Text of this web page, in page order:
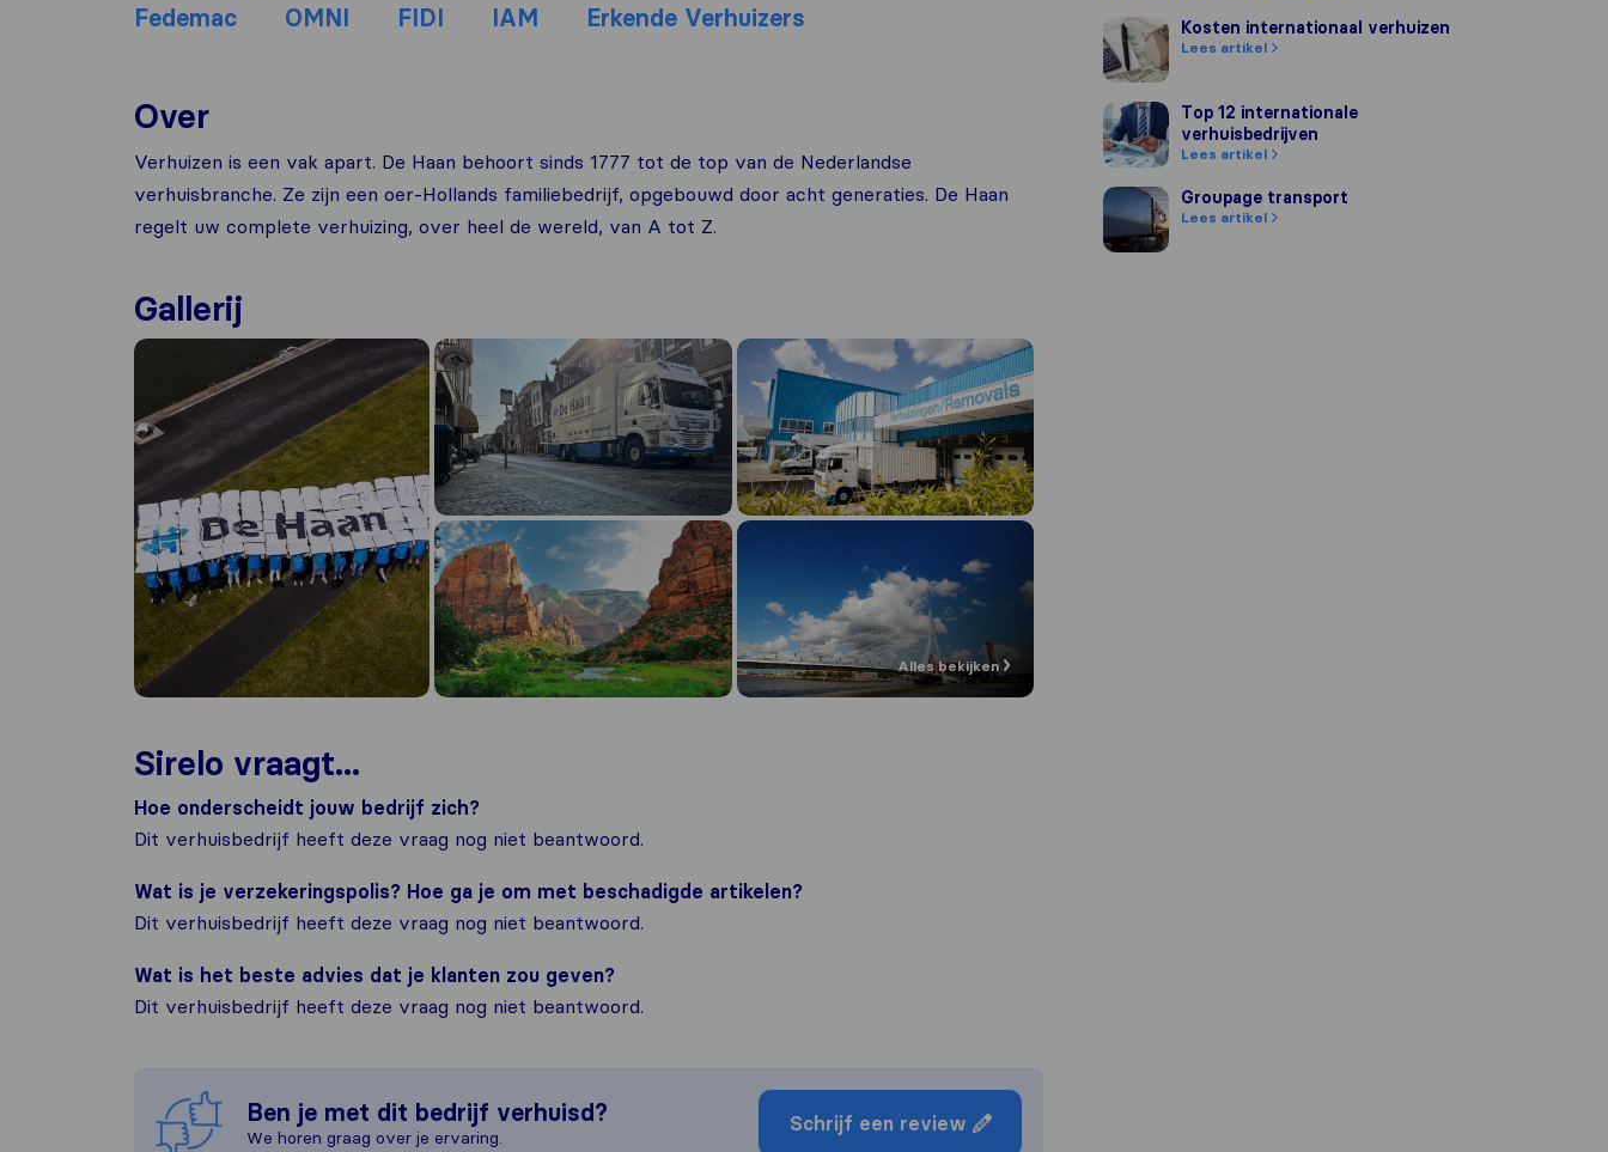
Fedemac OMNI FIDI IAM Erkende Verhuizers
Over
Verhuizen is een vak apart. De Haan behoort sinds 1777 tot de top van de Nederlandse
verhuisbranche. Ze zijn een oer-Hollands familiebedrijf, opgebouwd door acht generaties. De Haan
regelt uw complete verhuizing, over heel de wereld, van A tot Z.
Gallerij
Alles bekijken
Sirelo vraagt...
Hoe onderscheidt jouw bedrijf zich?
Dit verhuisbedrijf heeft deze vraag nog niet beantwoord.
Wat is je verzekeringspolis? Hoe ga je om met beschadigde artikelen?
Dit verhuisbedrijf heeft deze vraag nog niet beantwoord.
Wat is het beste advies dat je klanten zou geven?
Dit verhuisbedrijf heeft deze vraag nog niet beantwoord.
Ben je met dit bedrijf verhuisd?
We horen graag over je ervaring.
Schrijf een review
Kosten internationaal verhuizen
Kosten internationaal verhuizen
Lees artikel
Top 12 internationale verhuisbedrijven
Top 12 internationale
verhuisbedrijven
Lees artikel
Groupage transport
Groupage transport
Lees artikel